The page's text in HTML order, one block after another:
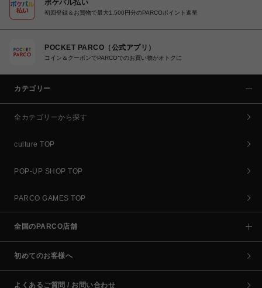
ポケパル払い
初回登録＆お買物で最大1,500円分のPARCOポイント進呈
POCKET PARCO（公式アプリ）
コイン＆クーポンでPARCOでのお買い物がオトクに
カテゴリー
全カテゴリーから探す
culture TOP
POP-UP SHOP TOP
PARCO GAMES TOP
全国のPARCO店舗
初めてのお客様へ
よくあるご質問 / お問い合わせ